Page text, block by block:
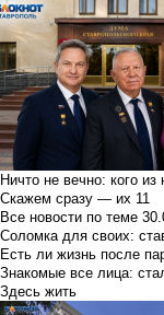
Ничто не вечно: кого
Скажем сразу — их 11
Все новости по теме
Соломка для своих:
Есть ли жизнь после
Знакомые все лица:
Здесь жить